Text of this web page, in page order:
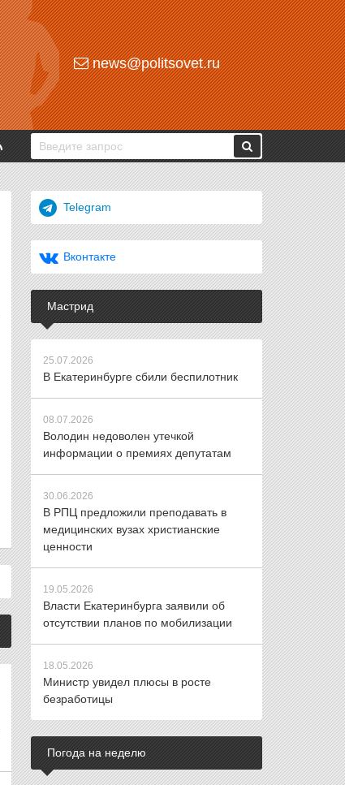
news@politsovet.ru
Telegram
Вконтакте
Мастрид
25.07.2026
В Екатеринбурге сбили беспилотник
08.07.2026
Володин недоволен утечкой
информации о премиях депутатам
30.06.2026
В РПЦ предложили преподавать в
медицинских вузах христианские
ценности
19.05.2026
Власти Екатеринбурга заявили об
отсутствии планов по мобилизации
18.05.2026
Министр увидел плюсы в росте
безработицы
Погода на неделю